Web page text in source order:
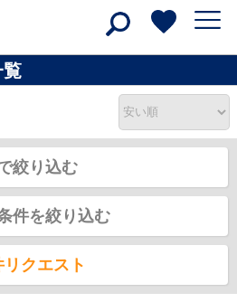
覧
絞り込む
件を絞り込む
リクエスト